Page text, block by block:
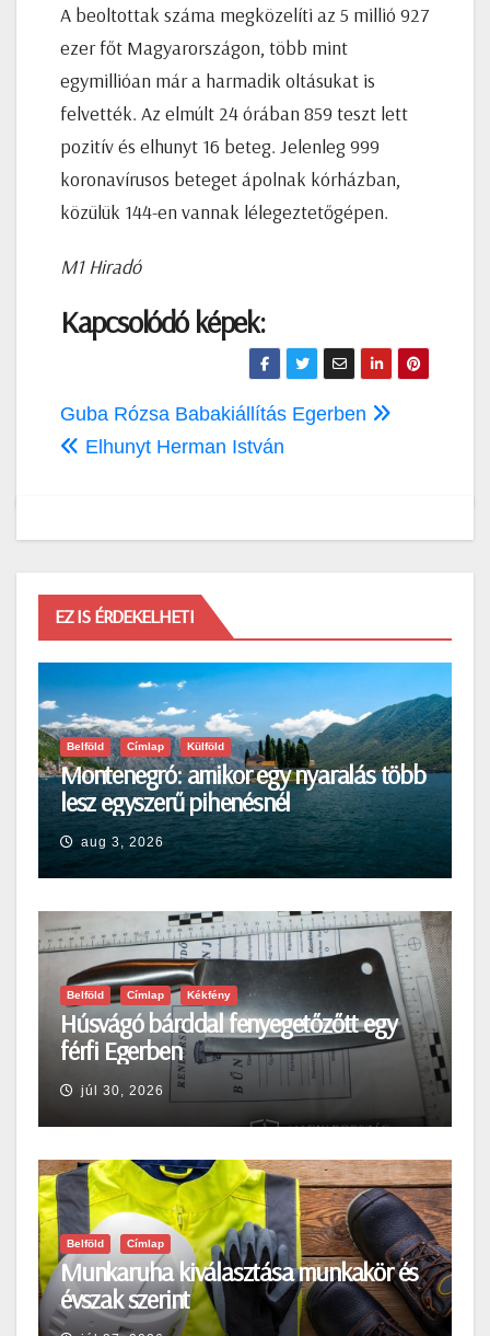
A beoltottak száma megközelíti az 5 millió 927
ezer főt Magyarországon, több mint
egymillióan már a harmadik oltásukat is
felvették. Az elmúlt 24 órában 859 teszt lett
pozitív és elhunyt 16 beteg. Jelenleg 999
koronavírusos beteget ápolnak kórházban,
közülük 144-en vannak lélegeztetőgépen.
M1 Hiradó
Kapcsolódó képek:
Bejegyzés
navigáció
Guba Rózsa Babakiállítás Egerben
Elhunyt Herman István
EZ IS ÉRDEKELHETI
Belföld Címlap Külföld
Montenegró: amikor egy nyaralás több
lesz egyszerű pihenésnél
aug 3, 2026
Belföld Címlap Kékfény
Húsvágó bárddal fenyegetőzőtt egy
férfi Egerben
júl 30, 2026
Belföld Címlap
Munkaruha kiválasztása munkakör és
évszak szerint